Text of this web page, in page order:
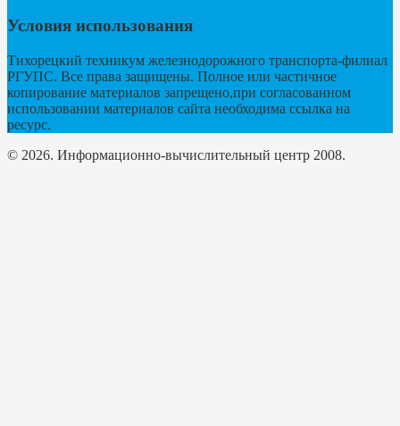
Условия использования
Тихорецкий техникум железнодорожного транспорта-филиал
РГУПС. Все права защищены. Полное или частичное
копирование материалов запрещено,при согласованном
использовании материалов сайта необходима ссылка на
ресурс.
© 2026. Информационно-вычислительный центр 2008.